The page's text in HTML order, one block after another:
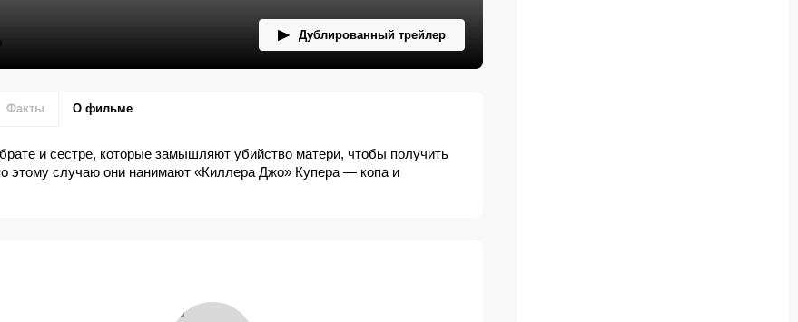
Дублированный трейлер
Факты О фильме
и сестре, которые замышляют убийство матери, чтобы получить
этому случаю они нанимают «Киллера Джо» Купера — копа и